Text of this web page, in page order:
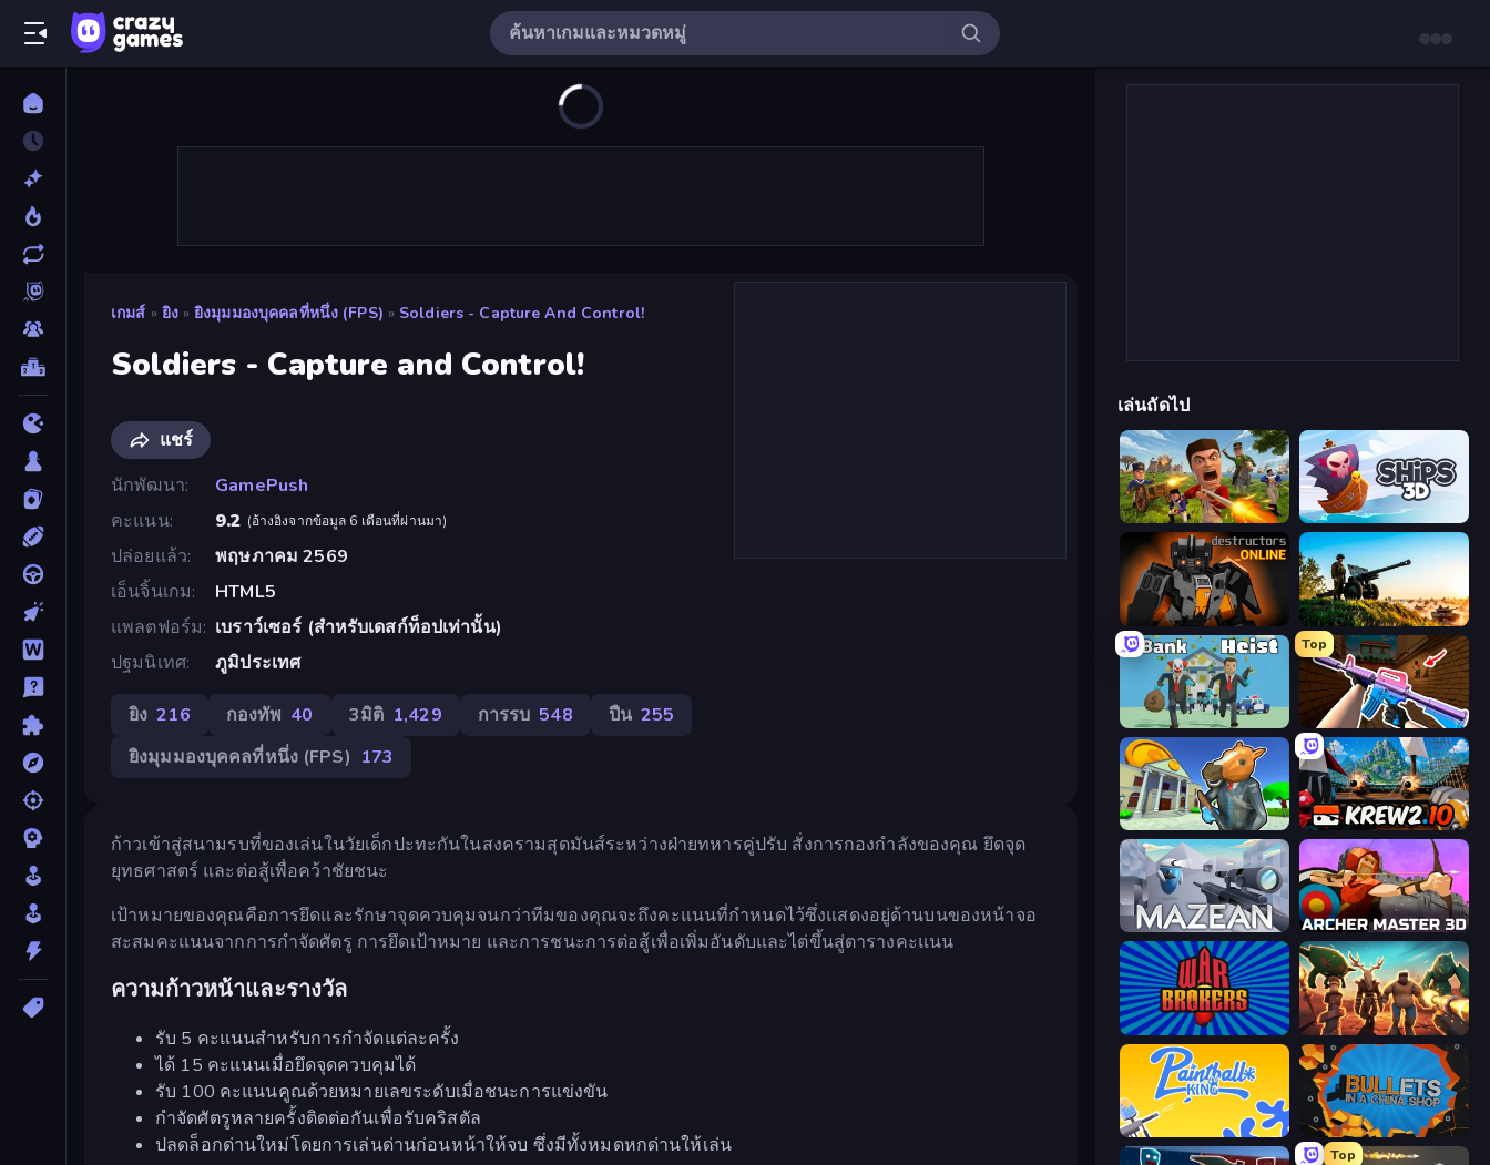
เกมส์ » ยิง » ยิงมุมมองบุคคลที่หนึ่ง (FPS) » Soldiers - Capture And Control!
Soldiers - Capture and Control!
แชร์
นักพัฒนา
GamePush
คะแนน
9.2 (อ้างอิงจากข้อมูล 6 เดือนที่ผ่านมา)
ปล่อยแล้ว
พฤษภาคม 2569
เอ็นจิ้นเกม
HTML5
แพลตฟอร์ม
เบราว์เซอร์ (สำหรับเดสก์ท็อปเท่านั้น)
ปฐมนิเทศ
ภูมิประเทศ
ยิง 216 กองทัพ 40 3มิติ 1,429 การรบ 548 ปืน 255
ยิงมุมมองบุคคลที่หนึ่ง (FPS) 173
ก้าวเข้าสู่สนามรบที่ของเล่นในวัยเด็กปะทะกันในสงครามสุดมันส์ระหว่างฝ่ายทหารคู่ปรับ สั่งการกองกำลังของคุณ ยึดจุด
ยุทธศาสตร์ และต่อสู้เพื่อคว้าชัยชนะ
เป้าหมายของคุณคือการยึดและรักษาจุดควบคุมจนกว่าทีมของคุณจะถึงคะแนนที่กำหนดไว้ซึ่งแสดงอยู่ด้านบนของหน้าจอ
สะสมคะแนนจากการกำจัดศัตรู การยึดเป้าหมาย และการชนะการต่อสู้เพื่อเพิ่มอันดับและไต่ขึ้นสู่ตารางคะแนน
ความก้าวหน้าและรางวัล
รับ 5 คะแนนสำหรับการกำจัดแต่ละครั้ง
ได้ 15 คะแนนเมื่อยึดจุดควบคุมได้
รับ 100 คะแนนคูณด้วยหมายเลขระดับเมื่อชนะการแข่งขัน
กำจัดศัตรูหลายครั้งติดต่อกันเพื่อรับคริสตัล
ปลดล็อกด่านใหม่โดยการเล่นด่านก่อนหน้าให้จบ ซึ่งมีทั้งหมดหกด่านให้เล่น
เล่นถัดไป
Redcoats.io Ships 3D
Destructors Online Artillery Vs Tanks
Bank Heist
Top
KS Z
Bank Robbery 3 Krew.io
Mazean Archer Master 3D: Castle Defense
War Brokers Horde Crusher
Paintball King BULLets in a China Shop
Top